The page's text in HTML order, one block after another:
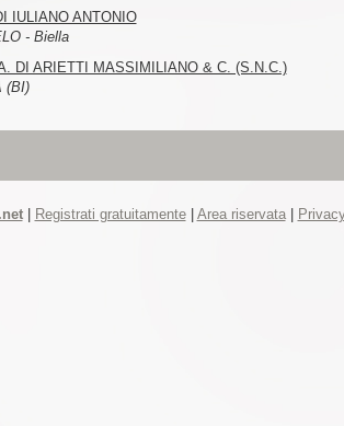
IULIANO ANTONIO
- Biella
DI ARIETTI MASSIMILIANO & C. (S.N.C.)
(BI)
| Registrati gratuitamente| Area riservata|